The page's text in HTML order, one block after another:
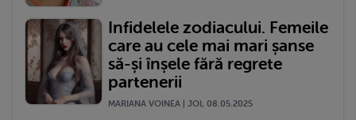
Infidelele zodiacului. Femeile
care au cele mai mari șanse
să-și înșele fără regrete
partenerii
MARIANA VOINEA | JOI, 08.05.2025